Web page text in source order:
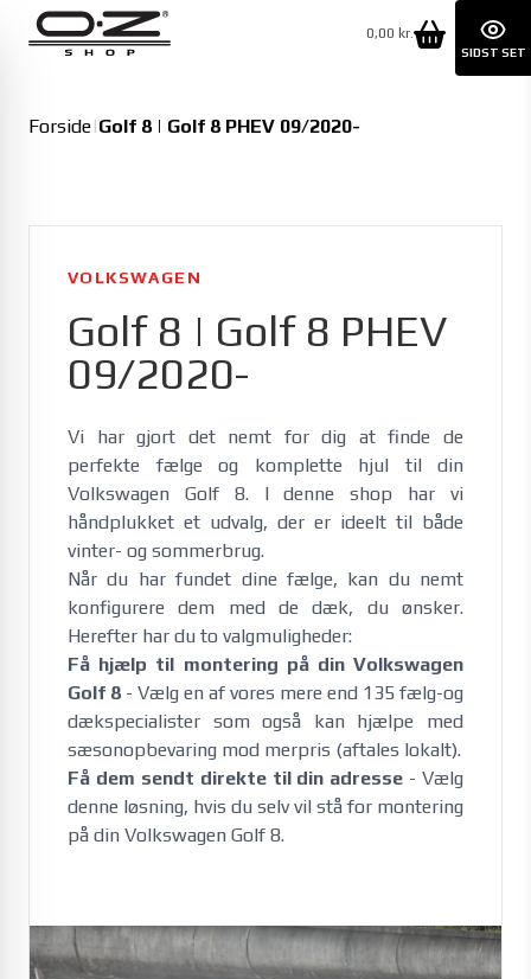
0,00 kr.
Forside|Golf 8 | Golf 8 PHEV 09/2020-
VOLKSWAGEN
Golf 8 | Golf 8 PHEV
09/2020-
Vi har gjort det nemt for dig at finde de
perfekte fælge og komplette hjul til din
Volkswagen Golf 8. I denne shop har vi
håndplukket et udvalg, der er ideelt til både
vinter- og sommerbrug.
Når du har fundet dine fælge, kan du nemt
konfigurere dem med de dæk, du ønsker.
Herefter har du to valgmuligheder:
Få hjælp til montering på din Volkswagen
Golf 8 - Vælg en af vores mere end 135 fælg-og
dækspecialister som også kan hjælpe med
sæsonopbevaring mod merpris (aftales lokalt).
Få dem sendt direkte til din adresse - Vælg
denne løsning, hvis du selv vil stå for montering
på din Volkswagen Golf 8.
SIDST SET